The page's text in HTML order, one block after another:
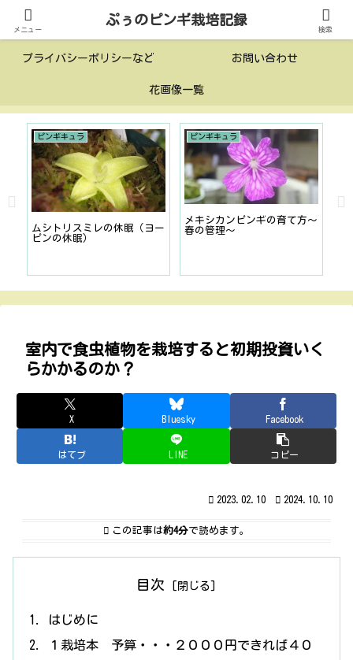
投稿一覧 このサイトについて
プライバシーポリシーなど お問い合わせ
花画像一覧
ピンギキュラ
ムシトリスミレの休眠（ヨー
ピンの休眠）
ピンギキュラ
メキシカンピンギの育て方〜
春の管理〜
室内で食虫植物を栽培すると初期投資いく
らかかるのか？
X Bluesky Facebook
はてブ LINE コピー
2023.02.10 2024.10.10
この記事は約4分で読めます。
目次
はじめに
１栽培本 予算・・・２０００円できれば４０
メニュー
ぷぅのピンギ栽培記録
検索